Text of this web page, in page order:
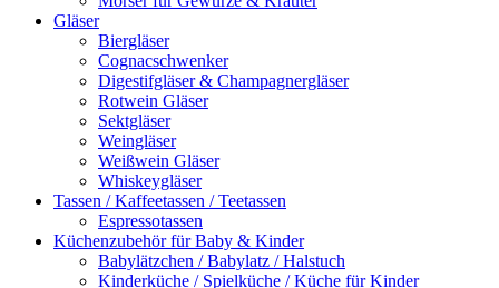
Gläser
Biergläser
Cognacschwenker
Digestifgläser & Champagnergläser
Rotwein Gläser
Sektgläser
Weingläser
Weißwein Gläser
Whiskeygläser
Tassen / Kaffeetassen / Teetassen
Espressotassen
Küchenzubehör für Baby & Kinder
Babylätzchen / Babylatz / Halstuch
Kinderküche / Spielküche / Küche für Kinder